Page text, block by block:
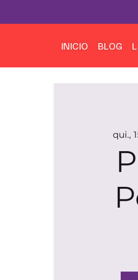
INICIO BLOG
qui.,